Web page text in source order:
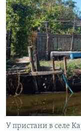
У пристани в селе